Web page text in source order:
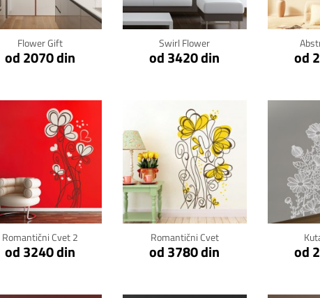
Flower Gift
od 2070 din
Swirl Flower
od 3420 din od
Romantični Cvet 2
od 3240 din
Klikni za detalje
Romantični Cvet
od 3780 din
Klikni za detalje
od